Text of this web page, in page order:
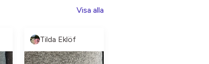
Visa alla
Tilda Eklöf